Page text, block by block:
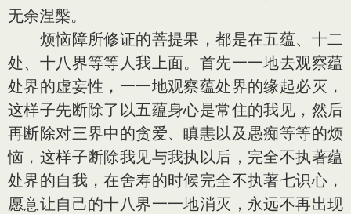
无余涅槃。
烦恼障所修证的菩提果，都是在五蕴、十二
处、十八界等等人我上面。首先一一地去观察蕴
处界的虚妄性，一一地观察蕴处界的缘起必灭，
这样子先断除了以五蕴身心是常住的我见，然后
再断除对三界中的贪爱、瞋恚以及愚痴等等的烦
恼，这样子断除我见与我执以后，完全不执著蕴
处界的自我，在舍寿的时候完全不执著七识心，
愿意让自己的十八界一一地消灭，永远不再出现